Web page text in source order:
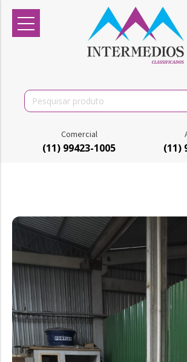
Search
for:
Comercial
(11) 99423-1005 (11)